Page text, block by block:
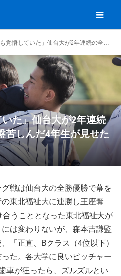
ていた」仙台大が2年連続の全国切符獲得 序盤苦しんだ4年生が見せた意地
た」仙台大が2年連続
しんだ4年生が見せた
戦は仙台大の全勝優勝で幕を
東北福祉大に連勝し王座奪
うこととなった東北福祉大が
は変わりないが、森本吉謙監
「正直、Bクラス（4位以下）
た。各大学に良いピッチャー
車が狂ったら、ズルズルとい